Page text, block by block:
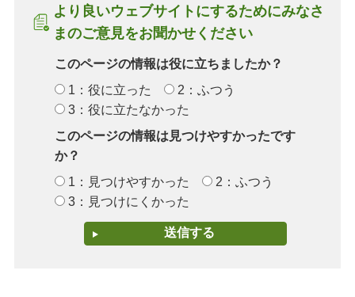
より良いウェブサイトにするためにみなさ
まのご意見をお聞かせください
このページの情報は役に立ちましたか？
1：役に立った
2：ふつう
3：役に立たなかった
このページの情報は見つけやすかったです
か？
1：見つけやすかった
2：ふつう
3：見つけにくかった